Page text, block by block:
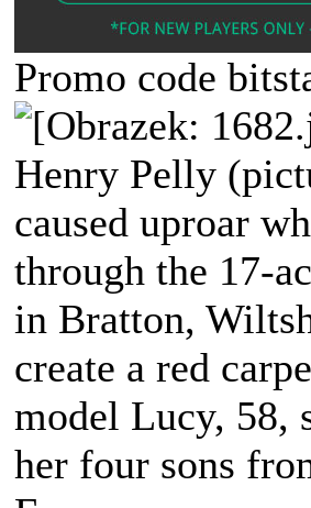
Promo code
Henry Pelly
caused uproar
through the 17-
in Bratton,
create a red
model Lucy, 58,
her four sons